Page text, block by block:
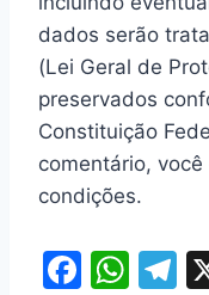
dados serão
(Lei Geral de
preservados
Constituição
comentário,
condições.
F
W T